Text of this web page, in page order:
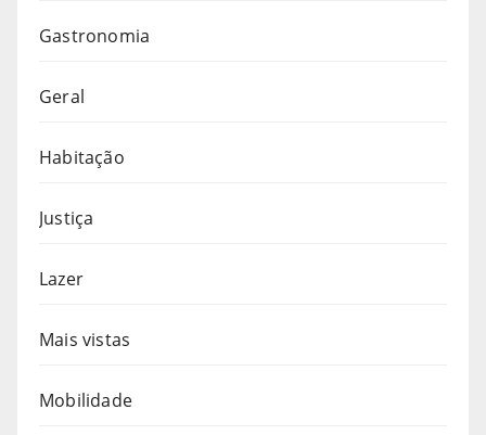
Gastronomia
Geral
Habitação
Justiça
Lazer
Mais vistas
Mobilidade